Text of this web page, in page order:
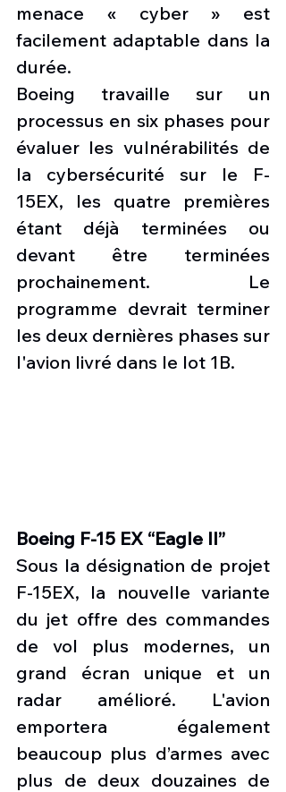
menace « cyber » est
facilement adaptable dans la
durée.
Boeing travaille sur un
processus en six phases pour
évaluer les vulnérabilités de
la cybersécurité sur le F-
15EX, les quatre premières
étant déjà terminées ou
devant être terminées
prochainement. Le
programme devrait terminer
les deux dernières phases sur
l'avion livré dans le lot 1B.
Boeing F-15 EX “Eagle II”
Sous la désignation de projet
F-15EX, la nouvelle variante
du jet offre des commandes
de vol plus modernes, un
grand écran unique et un
radar amélioré. L'avion
emportera également
beaucoup plus d’armes avec
plus de deux douzaines de